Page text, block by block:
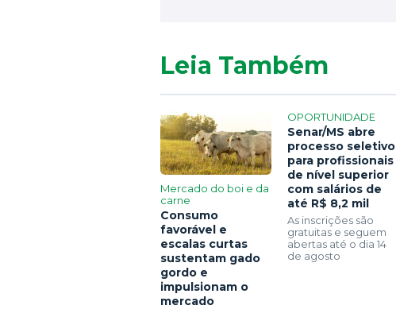
Leia Também
Mercado do boi e da
carne
Consumo
favorável e
escalas curtas
sustentam gado
gordo e
impulsionam o
mercado
OPORTUNIDADE
Senar/MS abre
processo seletivo
para profissionais
de nível superior
com salários de
até R$ 8,2 mil
As inscrições são
gratuitas e seguem
abertas até o dia 14
de agosto